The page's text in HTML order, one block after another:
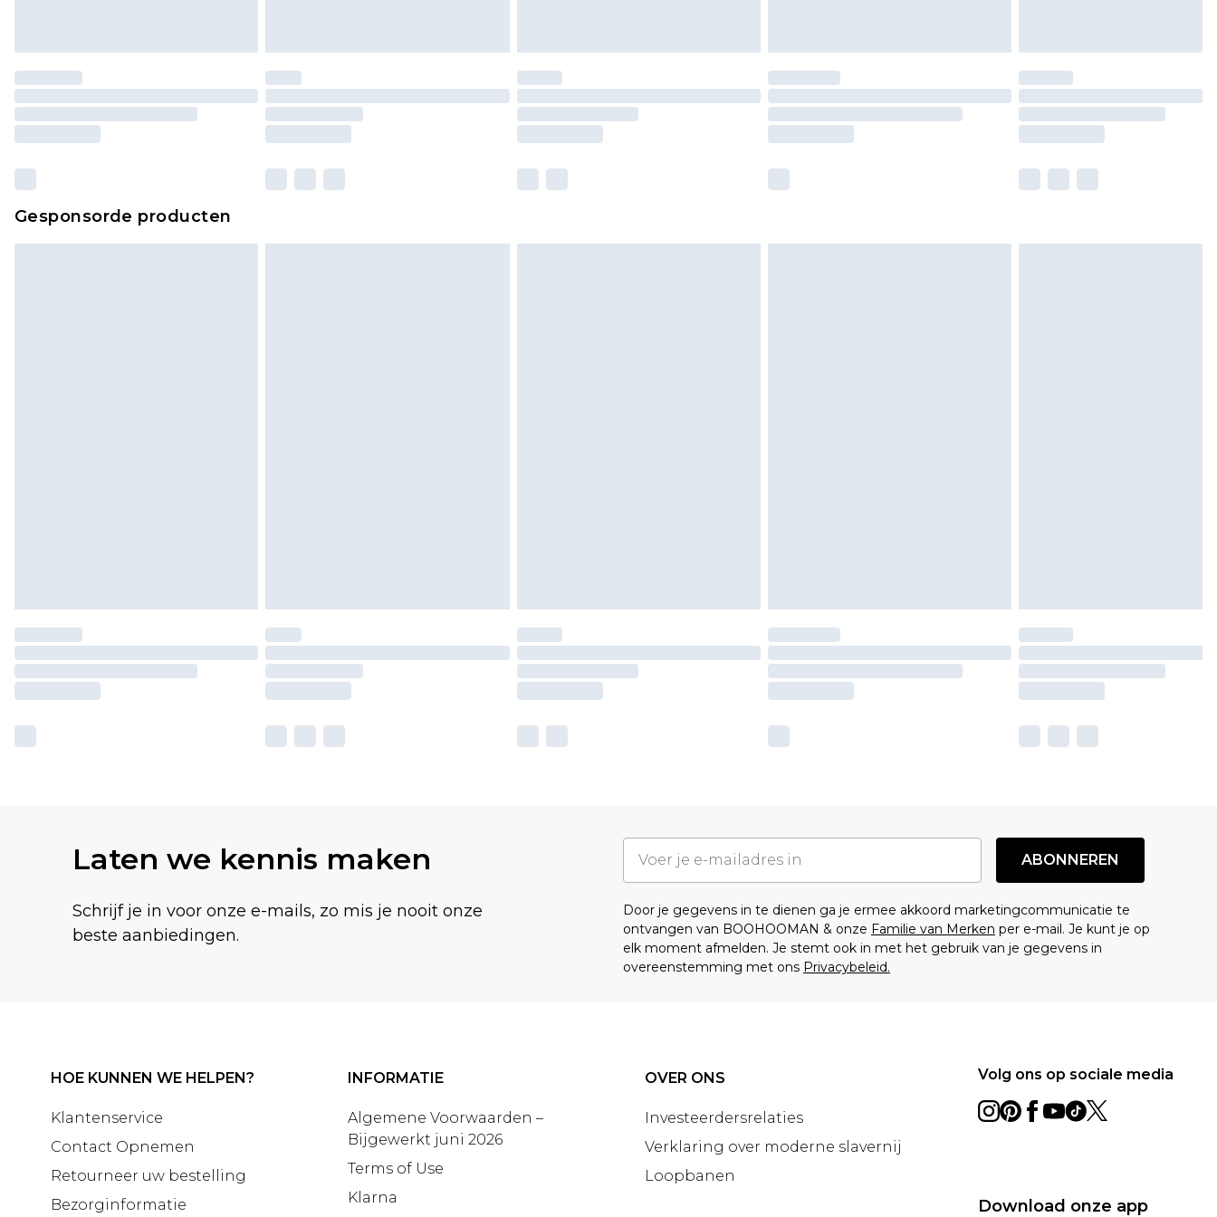
Gesponsorde producten
Laten we kennis maken
Schrijf je in voor onze e-mails, zo mis je nooit onze
beste aanbiedingen.
ABONNEREN
Door je gegevens in te dienen ga je ermee akkoord marketingcommunicatie te
ontvangen van BOOHOOMAN & onze Familie van Merken per e-mail. Je kunt je op
elk moment afmelden. Je stemt ook in met het gebruik van je gegevens in
overeenstemming met ons Privacybeleid.
HOE KUNNEN WE HELPEN?
Klantenservice
Contact Opnemen
Retourneer uw bestelling
Bezorginformatie
INFORMATIE
Algemene Voorwaarden –
Bijgewerkt juni 2026
Terms of Use
Klarna
OVER ONS
Investeerdersrelaties
Verklaring over moderne slavernij
Loopbanen
Volg ons op sociale media
Download onze app